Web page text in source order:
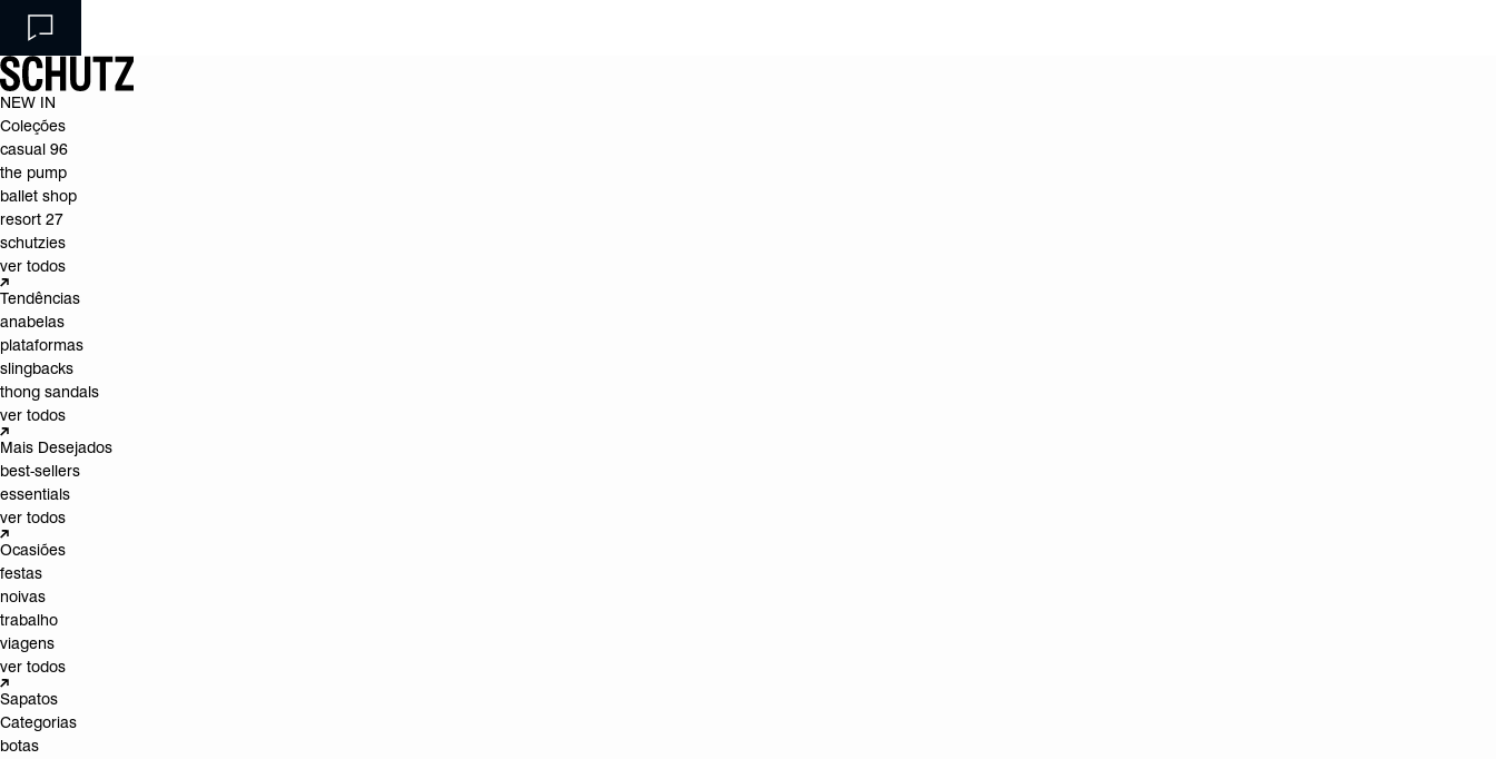
NEW IN
Coleções
casual 96
the pump
ballet shop
resort 27
schutzies
ver todos
Tendências
anabelas
plataformas
slingbacks
thong sandals
ver todos
Mais Desejados
best-sellers
essentials
ver todos
Ocasiões
festas
noivas
trabalho
viagens
ver todos
Sapatos
Categorias
botas